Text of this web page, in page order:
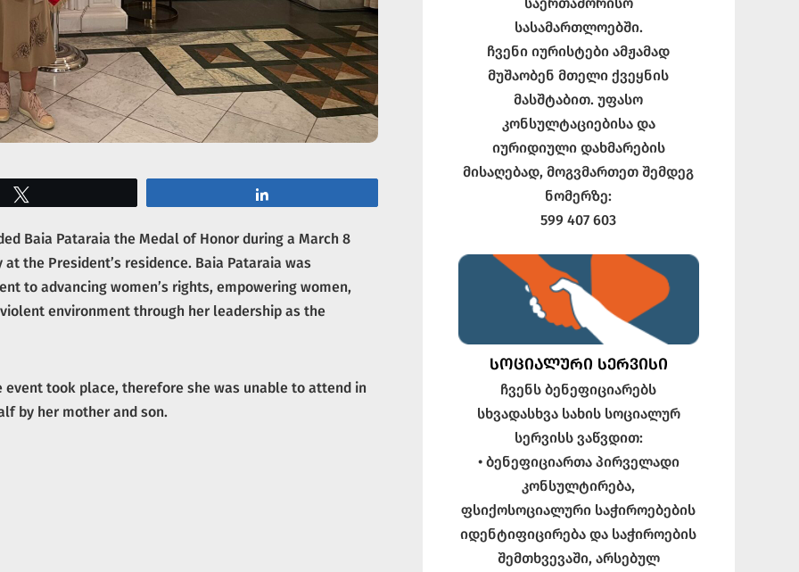
Baia Pataraia the Medal of Honor during a March 8
the President’s residence. Baia Pataraia was
to advancing women’s rights, empowering women,
environment through her leadership as the
took place, therefore she was unable to attend in
by her mother and son.
სასამართლოებში.
ჩვენი იურისტები ამჟამად
მუშაობენ მთელი ქვეყნის
მასშტაბით. უფასო
კონსულტაციებისა და
იურიდიული დახმარების
მისაღებად, მოგვმართეთ შემდეგ
ნომერზე:
599 407 603
ᲡᲝᲪᲘᲐᲚᲣᲠᲘ ᲡᲔᲠᲕᲘᲡᲘ
ჩვენს ბენეფიციარებს
სხვადასხვა სახის სოციალურ
სერვისს ვაწვდით:
• ბენეფიციართა პირველადი
კონსულტირება,
ფსიქოსოციალური საჭიროებების
იდენტიფიცირება და საჭიროების
შემთხვევაში, არსებულ